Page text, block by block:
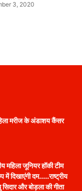
3, 2020
मरीज के अंडाशय कैंसर
महिला जूनियर हॉकी टीम
दिखाएंगी दम…..राष्ट्रीय
और बोड़ला की गीता